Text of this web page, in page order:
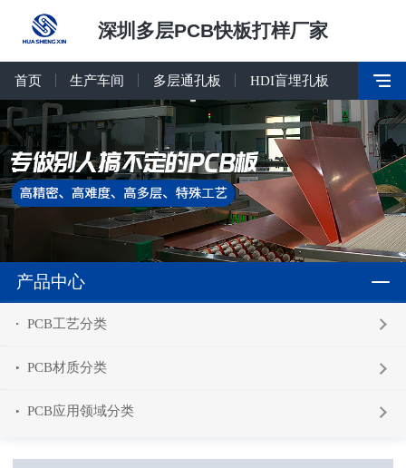
深圳多层PCB快板打样厂家
首页 生产车间 多层通孔板 HDI盲埋孔板
产品中心
PCB工艺分类
PCB材质分类
PCB应用领域分类